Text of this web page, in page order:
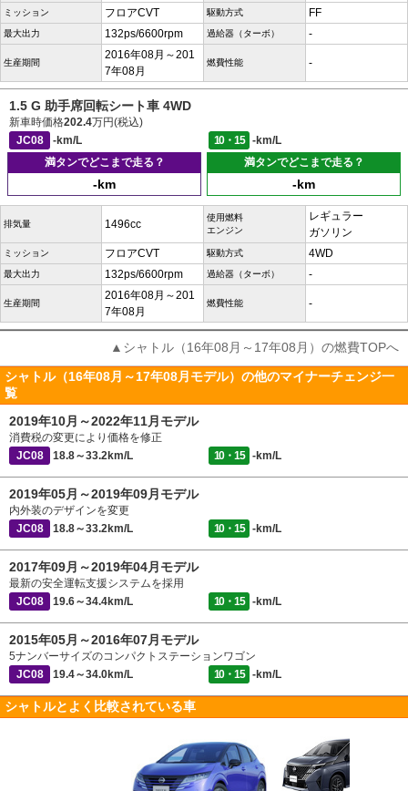
ミッション フロアCVT 駆動方式 FF
最大出力 132ps/6600rpm 過給器（ターボ） -
生産期間
2016年08月～201
7年08月
燃費性能 -
1.5 G 助手席回転シート車 4WD
新車時価格202.4万円(税込)
JC08
-km/L 10・15
-km/L
満タンでどこまで走る？
-km
満タンでどこまで走る？
-km
排気量 1496cc
使用燃料
エンジン
レギュラー
ガソリン
ミッション フロアCVT 駆動方式 4WD
最大出力 132ps/6600rpm 過給器（ターボ） -
生産期間
2016年08月～201
7年08月
燃費性能 -
▲シャトル（16年08月～17年08月）の燃費TOPへ
シャトル（16年08月～17年08月モデル）の他のマイナーチェンジ一
覧
2019年10月～2022年11月モデル
消費税の変更により価格を修正
JC08
18.8～33.2km/L 10・15 -km/L
2019年05月～2019年09月モデル
内外装のデザインを変更
JC08
18.8～33.2km/L 10・15 -km/L
2017年09月～2019年04月モデル
最新の安全運転支援システムを採用
JC08
19.6～34.4km/L 10・15 -km/L
2015年05月～2016年07月モデル
5ナンバーサイズのコンパクトステーションワゴン
JC08
19.4～34.0km/L 10・15 -km/L
シャトルとよく比較されている車